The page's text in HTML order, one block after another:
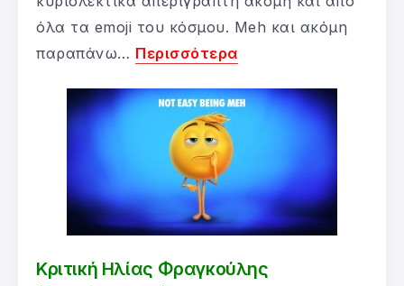
όλα τα emoji του κόσμου. Meh και ακόμη
παραπάνω… Περισσότερα
Κριτική Ηλίας Φραγκούλης